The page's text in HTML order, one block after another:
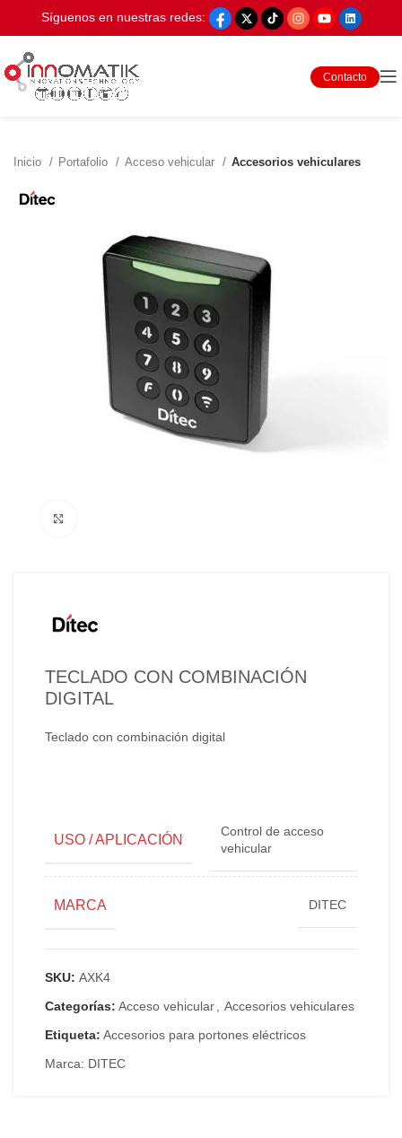
Síguenos en nuestras redes:
Contacto
Inicio Portafolio Acceso vehicular Accesorios vehiculares
TECLADO CON COMBINACIÓN
DIGITAL
Teclado con combinación digital
USO / APLICACIÓN
Control de acceso
vehicular
MARCA DITEC
SKU: AXK4
Categorías: Acceso vehicular
Accesorios vehiculares
Etiqueta: Accesorios para portones eléctricos
Marca: DITEC